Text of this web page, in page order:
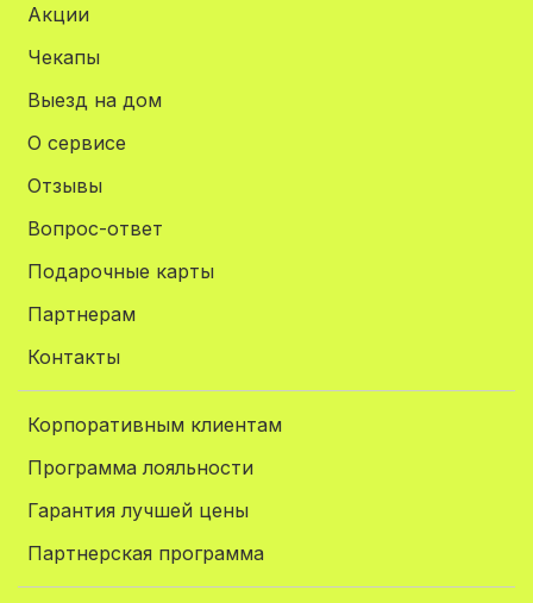
Акции
Чекапы
Выезд на дом
О сервисе
Отзывы
Вопрос-ответ
Подарочные карты
Партнерам
Контакты
Корпоративным клиентам
Программа лояльности
Гарантия лучшей цены
Партнерская программа